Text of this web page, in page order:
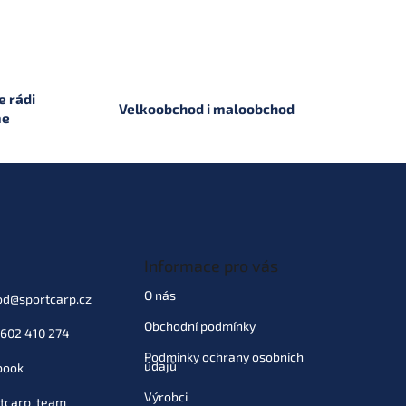
rádi
Velkoobchod i maloobchod
@sportcarp.cz
410 274
Informace pro vás
O nás
Obchodní podmínky
Podmínky ochrany osobních
údajů
Výrobci